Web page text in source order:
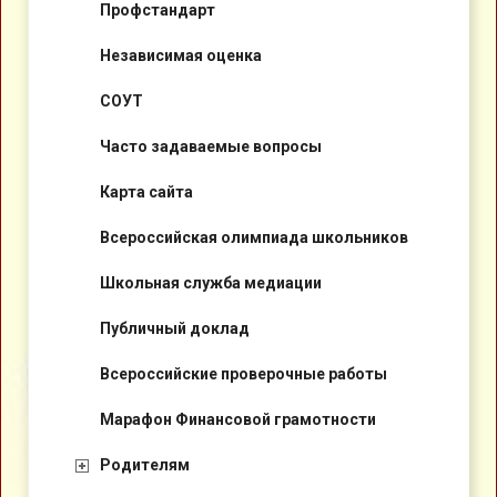
Профстандарт
Независимая оценка
СОУТ
Часто задаваемые вопросы
Карта сайта
Всероссийская олимпиада школьников
Школьная служба медиации
Публичный доклад
Всероссийские проверочные работы
Марафон Финансовой грамотности
Родителям